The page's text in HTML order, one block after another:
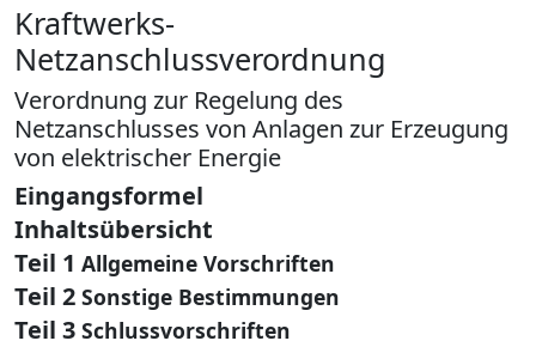
Kraftwerks-
Netzanschlussverordnung
Verordnung zur Regelung des
Netzanschlusses von Anlagen zur Erzeugung
von elektrischer Energie
Eingangsformel
Inhaltsübersicht
Teil 1 Allgemeine Vorschriften
Teil 2 Sonstige Bestimmungen
Teil 3 Schlussvorschriften